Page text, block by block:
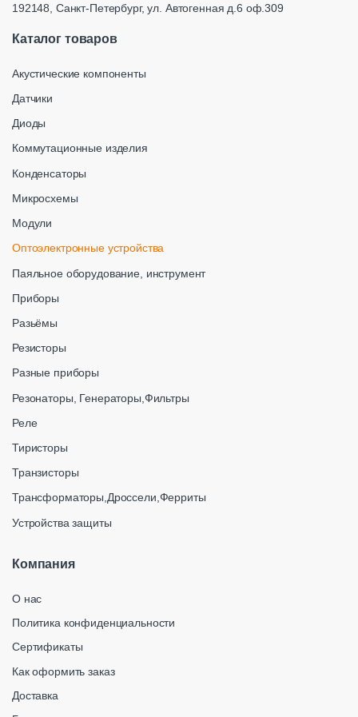
192148, Санкт-Петербург, ул. Автогенная д.6 оф.309
Каталог товаров
Акустические компоненты
Датчики
Диоды
Коммутационные изделия
Конденсаторы
Микросхемы
Модули
Оптоэлектронные устройства
Паяльное оборудование, инструмент
Приборы
Разьёмы
Резисторы
Разные приборы
Резонаторы, Генераторы,Фильтры
Реле
Тиристоры
Транзисторы
Трансформаторы,Дроссели,Ферриты
Устройства защиты
Компания
О нас
Политика конфиденциальности
Сертификаты
Как оформить заказ
Доставка